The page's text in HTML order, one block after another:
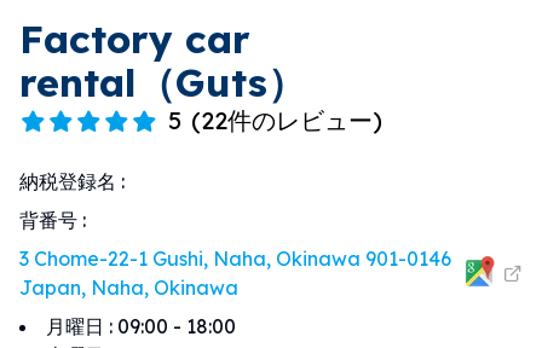
Factory car
rental（Guts）
5 (22件のレビュー)
納税登録名 :
背番号 :
3 Chome-22-1 Gushi, Naha, Okinawa 901-0146
Japan, Naha, Okinawa
月曜日 : 09:00 - 18:00